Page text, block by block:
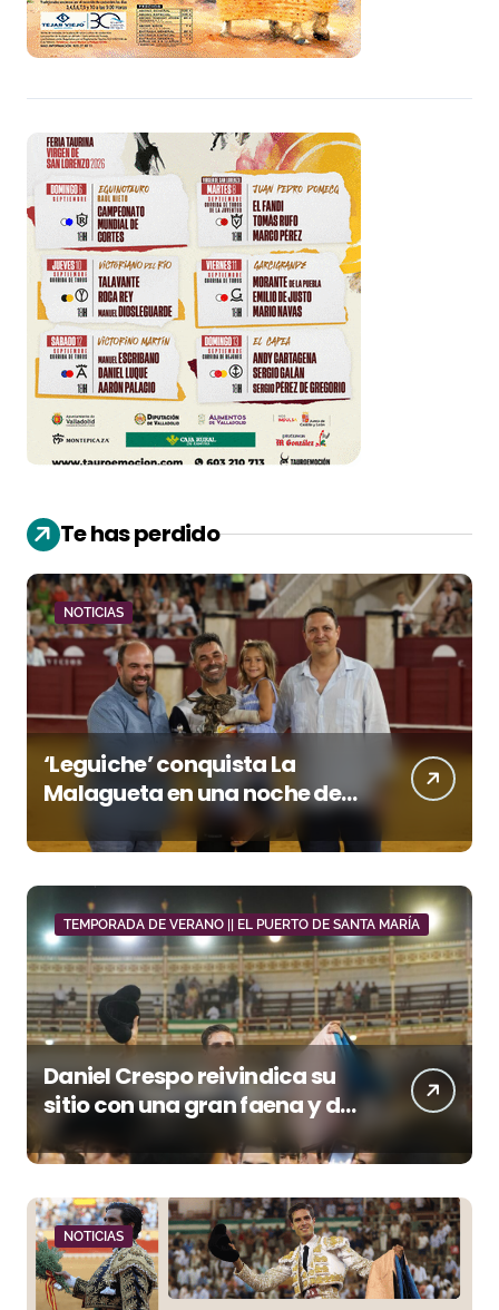
Te has perdido
NOTICIAS
‘Leguiche’ conquista La
Malagueta en una noche de
recortes, emoción y gran
ambiente
TEMPORADA DE VERANO || EL PUERTO DE SANTA MARÍA
Daniel Crespo reivindica su
sitio con una gran faena y dos
orejas
NOTICIAS